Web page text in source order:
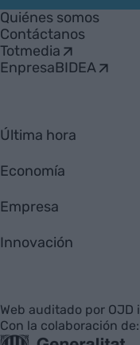
Empresa
Quiénes somos
Contáctanos
Totmedia
EnpresaBIDEA
Última hora
Economía
Empresa
Innovación
Web auditado por OJD
Con la colaboración de: